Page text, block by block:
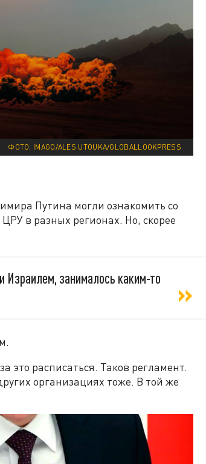
ФОТО: IMAGO/ALES UTOUKA/GLOBALLOOKPRESS
Путина могли ознакомить со
в разных регионах. Но, скорее
Израилем, занималось каким-то
это расписаться. Таков регламент.
организациях тоже. В той же